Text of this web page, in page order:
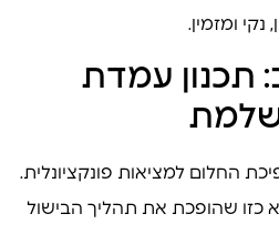
ומזמין.
תכנון עמדת
החלום למציאות פונקציונלית.
כזו שהופכת את תהליך הבישול